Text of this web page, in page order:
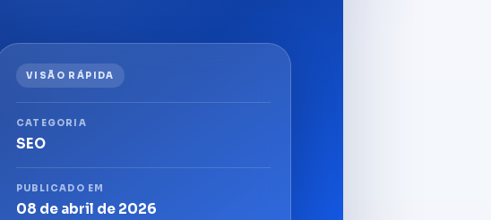
VISÃO RÁPIDA
CATEGORIA
SEO
PUBLICADO EM
08 de abril de 2026